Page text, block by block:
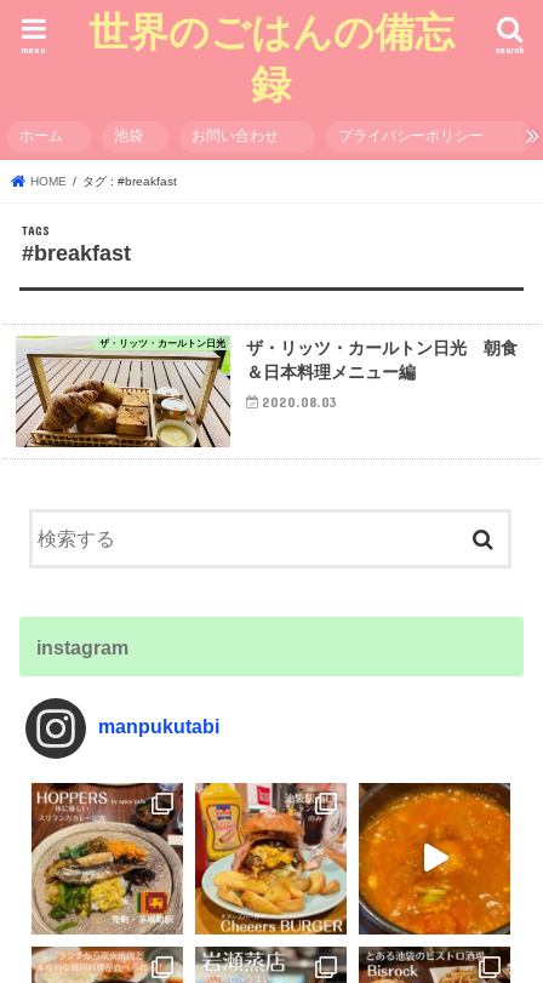
世界のごはんの備忘
録
search
menu
ホーム 池袋 お問い合わせ プライバシーポリシー
HOME タグ : #breakfast
#breakfast
ザ・リッツ・カールトン日光
ザ・リッツ・カールトン日光 朝食
＆日本料理メニュー編
2020.08.03
instagram
manpukutabi